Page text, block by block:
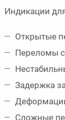
Индикации
Открытые
Переломы
Задержка
Сложные